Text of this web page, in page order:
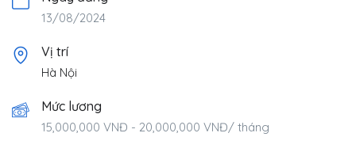
13/08/2024
Vị trí
Hà Nội
Mức lương
15,000,000 VNĐ - 20,000,000 VNĐ/ tháng